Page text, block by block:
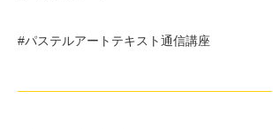
#パステルアートテキスト通信講座
————————————————————–